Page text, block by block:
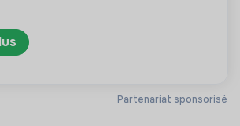
AssociationPartenariat sponsorisé